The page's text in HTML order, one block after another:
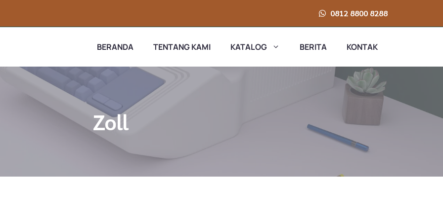
0812 8800 8288
BERANDA TENTANG KAMI KATALOG BERITA KONTAK
Zoll